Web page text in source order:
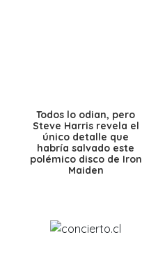
Todos lo odian, pero
Steve Harris revela el
único detalle que
habría salvado este
polémico disco de Iron
Maiden